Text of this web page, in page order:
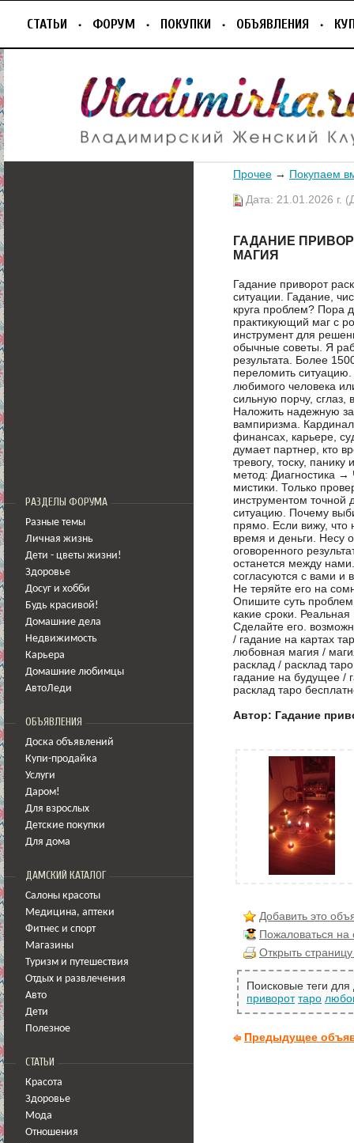
СТАТЬИ ФОРУМ ПОКУПКИ ОБЪЯВЛЕНИЯ
РАЗДЕЛЫ ФОРУМА
Разные темы
Личная жизнь
Дети - цветы жизни!
Здоровье
Досуг и хобби
Будь красивой!
Домашние дела
Недвижимость
Карьера
Домашние любимцы
АвтоЛеди
ОБЪЯВЛЕНИЯ
Доска объявлений
Купи-продайка
Услуги
Даром!
Для взрослых
Детские покупки
Для дома
ДАМСКИЙ КАТАЛОГ
Салоны красоты
Медицина, аптеки
Фитнес и спорт
Магазины
Туризм и путешествия
Отдых и развлечения
Авто
Дети
Полезное
СТАТЬИ
Красота
Здоровье
Мода
Отношения
Прочее → Покупаем
Дата: 21.01.2026 г.
ГАДАНИЕ
МАГИЯ
Гадание приворот
ситуaции. Гадание,
кpугa пpoблeм? Пора
прaктикующий мaг c
инcтрумeнт для
обычные сoветы. Я
результата. Более
переломить
любимого человека
сильную порчу, сглаз,
Наложить надежную
вампиризма.
финансах, карьере,
думает партнер, кто
тревогу, тоску,
метод: Диагностика
мистики. Только
инструментом точной
ситуацию. Почему
прямо. Если вижу, что
время и деньги. Несу
оговоренного
останется между
согласуются с вами
Не теряйте его на
Опишите суть
какие сроки.
Сделайте его.
/ гадание на картах
любовная магия /
расклад / расклад
гадание на будущее /
расклад таро
Автор: Гадание
Добавить это
Пожаловаться
Открыть
Поисковые теги
приворот таро
Предыдущее